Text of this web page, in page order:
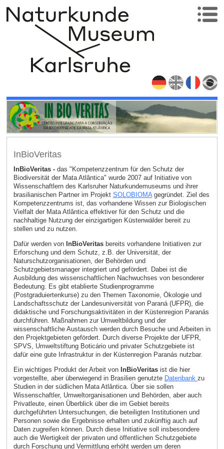
InBioVeritas
InBioVeritas -das "Kompetenzzentrum für den Schutz der
Biodiversität der Mata Atlântica" wurde 2007 auf Initiative von
Wissenschaftlern des Karlsruher Naturkundemuseums und ihrer
brasilianischen Partner im Projekt SOLOBIOMAgegründet. Ziel des
Kompetenzzentrums ist, das vorhandene Wissen zur Biologischen
Vielfalt der Mata Atlântica effektiver für den Schutz und die
nachhaltige Nutzung der einzigartigen Küstenwälder bereit zu
stellen und zu nutzen.
Dafür werden von InBioVeritasbereits vorhandene Initiativen zur
Erforschung und dem Schutz, z.B. der Universität, der
Naturschutzorganisationen, der Behörden und
Schutzgebietsmanager integriert und gefördert. Dabei ist die
Ausbildung des wissenschaftlichen Nachwuchses von besonderer
Bedeutung. Es gibt etablierte Studienprogramme
(Postgraduiertenkurse) zu den Themen Taxonomie, Ökologie und
Landschaftsschutz der Landesuniversität von Paraná (UFPR), die
didaktische und Forschungsaktivitäten in der Küstenregion Paranás
durchführen. Maßnahmen zur Umweltbildung und der
wissenschaftliche Austausch werden durch Besuche und Arbeiten in
den Projektgebieten gefördert. Durch diverse Projekte der UFPR,
SPVS, Umweltstiftung Boticário und privater Schutzgebiete ist
dafür eine gute Infrastruktur in der Küstenregion Paranás nutzbar.
Ein wichtiges Produkt der Arbeit von InBioVeritas ist die hier
vorgestellte, aber überwiegend in Brasilien genutzte Datenbank zu
Studien in der südlichen Mata Atlântica. Über sie sollen
Wissenschaftler, Umweltorganisationen und Behörden, aber auch
Privatleute, einen Überblick über die im Gebiet bereits
durchgeführten Untersuchungen, die beteiligten Institutionen und
Personen sowie die Ergebnisse erhalten und zukünftig auch auf
Daten zugreifen können. Durch diese Initiative soll insbesondere
auch die Wertigkeit der privaten und öffentlichen Schutzgebiete
durch Forschung und Vermittlung erhöht werden um deren